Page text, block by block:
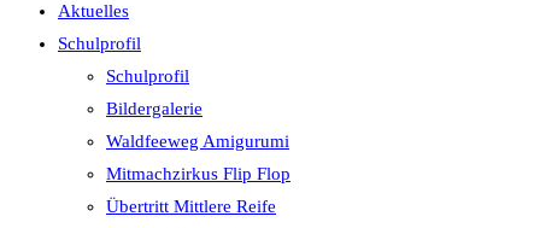
Aktuelles
Schulprofil
Schulprofil
Bildergalerie
Waldfeeweg Amigurumi
Mitmachzirkus Flip Flop
Übertritt Mittlere Reife